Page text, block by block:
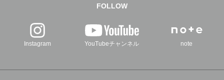
FOLLOW
Instagram YouTubeチャンネル note